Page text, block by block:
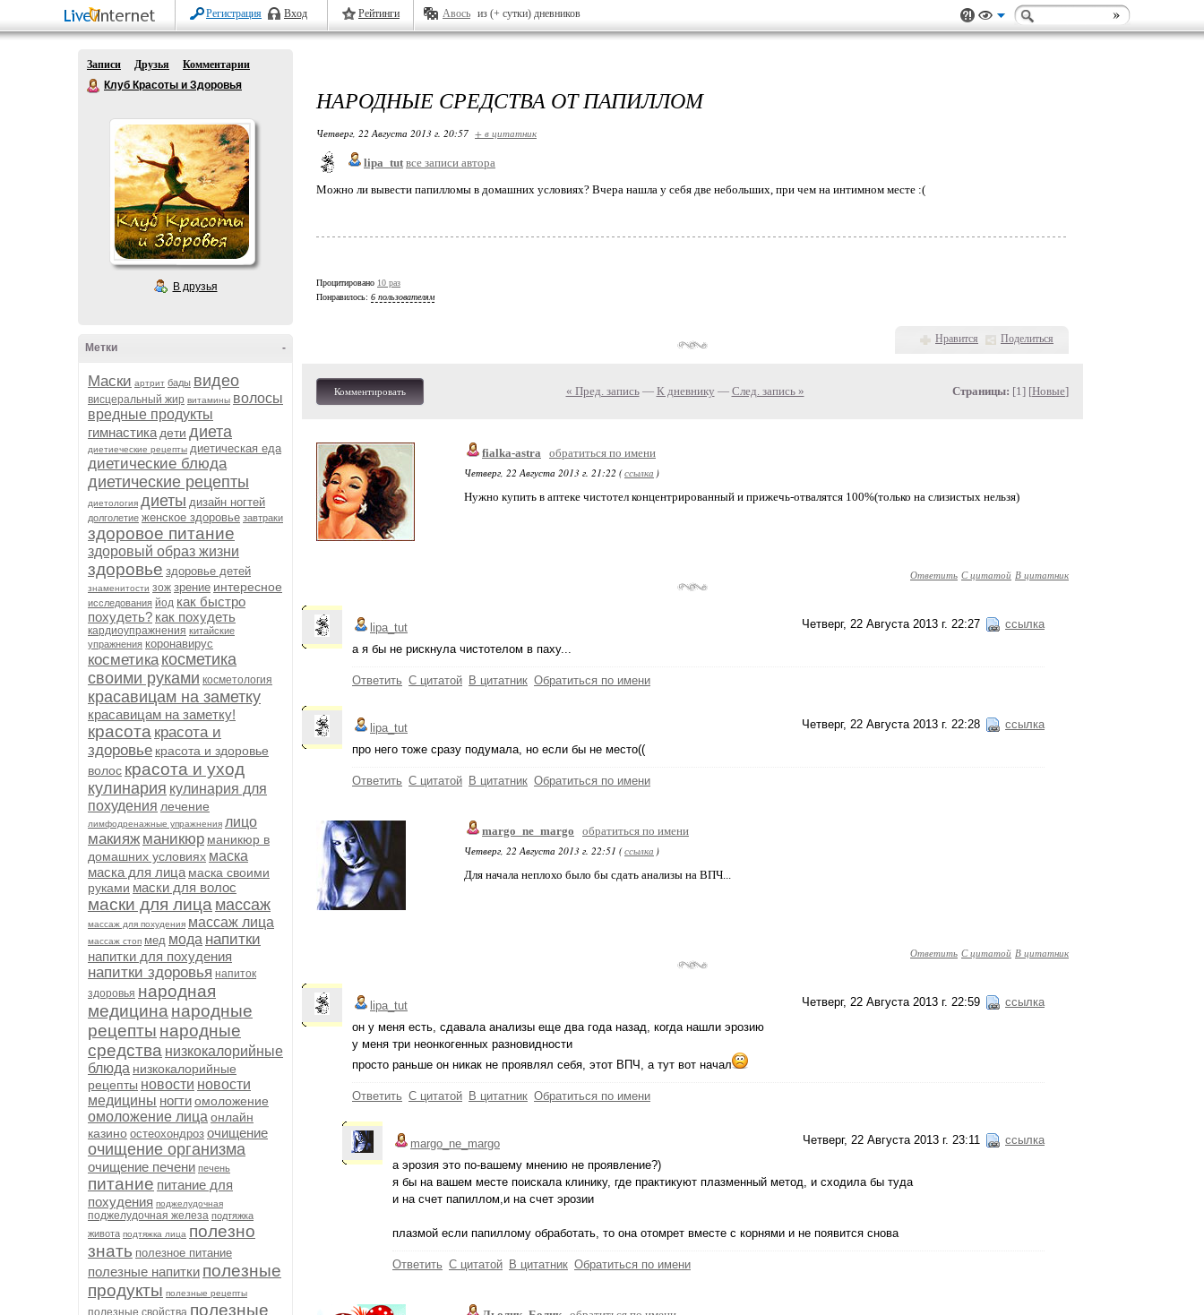
Регистрация Вход Рейтинги Авось из (+ сутки) дневников
Записи Друзья
Комментарии
Клуб Красоты и Здоровья
В друзья
-
Метки
Маски артрит бады видео
висцеральный жир витамины волосы
вредные продукты
гимнастика дети диета
диетиеческие рецепты диетическая еда
диетические блюда
диетические рецепты
диетология диеты дизайн ногтей
долголетие женское здоровье завтраки
здоровое питание
здоровый образ жизни
здоровье здоровье детей
знаменитости зож зрение интересное
исследования йод как быстро
похудеть? как похудеть
кардиоупражнения китайские
упражнения коронавирус
косметика косметика
своими руками косметология
красавицам на заметку
красавицам на заметку!
красота красота и
здоровье красота и здоровье
волос красота и уход
кулинария кулинария для
похудения лечение
лимфодренажные упражнения лицо
макияж маникюр маникюр в
домашних условиях маска
маска для лица маска своими
руками маски для волос
маски для лица массаж
массаж для похудения массаж лица
массаж стоп мед мода напитки
напитки для похудения
напитки здоровья напиток
здоровья народная
медицина народные
рецепты народные
средства низкокалорийные
блюда низкокалорийные
рецепты новости новости
медицины ногтиомоложение
омоложение лица онлайн
казино остеохондроз очищение
очищение организма
очищение печени печень
питание питание для
похудения поджелудочная
поджелудочная железа подтяжка
живота подтяжка лица полезно
знать полезное питание
полезные напитки полезные
продукты полезные рецепты
полезные свойства полезные
НАРОДНЫЕ СРЕДСТВА ОТ ПАПИЛЛОМ
Четверг, 22 Августа 2013 г. 20:57 + в цитатник
lipa_tut все записи автора
Можно ли вывести папилломы в домашних условиях? Вчера нашла у себя две небольших, при чем на интимном месте :(
Процитировано 10 раз
Понравилось: 6 пользователям
Нравится Поделиться
Комментировать « Пред. запись— К дневнику — След. запись » Страницы: [1] [Новые]
fialka-astra
обратиться по имени
Четверг, 22 Августа 2013 г. 21:22 (ссылка )
Нужно купить в аптеке чистотел концентрированный и прижечь-отвалятся 100%(только на слизистых нельзя)
Ответить С цитатой В цитатник
Четверг, 22 Августа 2013 г. 22:27 ссылка
lipa_tut
а я бы не рискнула чистотелом в паху...
Ответить С цитатой В цитатник Обратиться по имени
Четверг, 22 Августа 2013 г. 22:28 ссылка
lipa_tut
про него тоже сразу подумала, но если бы не место((
Ответить С цитатой В цитатник Обратиться по имени
margo_ne_margo
обратиться по имени
Четверг, 22 Августа 2013 г. 22:51 (ссылка )
Для начала неплохо было бы сдать анализы на ВПЧ...
Ответить С цитатой В цитатник
Четверг, 22 Августа 2013 г. 22:59 ссылка
lipa_tut
он у меня есть, сдавала анализы еще два года назад, когда нашли эрозию
у меня три неонкогенных разновидности
просто раньше он никак не проявлял себя, этот ВПЧ, а тут вот начал
Ответить С цитатой В цитатник Обратиться по имени
Четверг, 22 Августа 2013 г. 23:11 ссылка
margo_ne_margo
а эрозия это по-вашему мнению не проявление?)
я бы на вашем месте поискала клинику, где практикуют плазменный метод, и сходила бы туда
и на счет папиллом,и на счет эрозии
плазмой если папиллому обработать, то она отомрет вместе с корнями и не появится снова
Ответить С цитатой В цитатник Обратиться по имени